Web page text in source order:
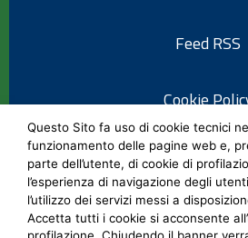
Feed RSS
Cookie
Informativa
Note legali
Questo Sito fa uso di cookie tecnici
funzionamento delle pagine web e,
parte dell’utente, di cookie di
l’esperienza di navigazione degli
l’utilizzo dei servizi messi a
Accetta tutti i cookie si acconsente